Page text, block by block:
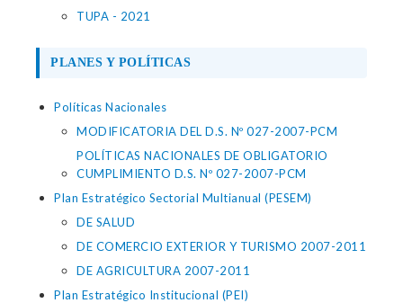
TUPA - 2021
PLANES Y POLÍTICAS
Políticas Nacionales
MODIFICATORIA DEL D.S. Nº 027-2007-PCM
POLÍTICAS NACIONALES DE OBLIGATORIO
CUMPLIMIENTO D.S. Nº 027-2007-PCM
Plan Estratégico Sectorial Multianual (PESEM)
DE SALUD
DE COMERCIO EXTERIOR Y TURISMO 2007-2011
DE AGRICULTURA 2007-2011
Plan Estratégico Institucional (PEI)